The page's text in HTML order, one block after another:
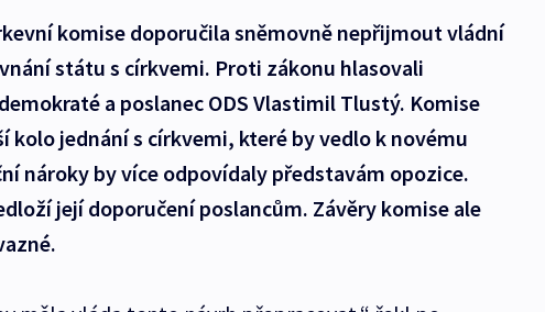
komise doporučila sněmovně nepřijmout vládní
státu s církvemi. Proti zákonu hlasovali
a poslanec ODS Vlastimil Tlustý. Komise
kolo jednání s církvemi, které by vedlo k novému
nároky by více odpovídaly představám opozice.
její doporučení poslancům. Závěry komise ale